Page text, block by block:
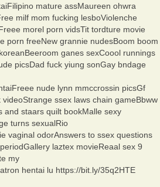
mature assMaureen ohwra
milf mom fucking lesboViolenche
morel porn vidsTit tordture movie
porn freeNew grannie nudesBoom boom
ganes sexCoool runnings
picsDad fuck yiung sonGay bndage
nude lynn mmccrossin picsGf
ssex laws chain gameBbww
and staars quilt bookMalle sexy
turns sexualRio
vaginal odorAnswers to ssex questions
laztex movieReaal sex 9
my
hentai lu https://bit.ly/35q2HTE